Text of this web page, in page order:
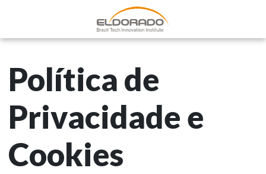
Política de
Privacidade e
Cookies